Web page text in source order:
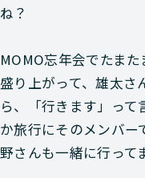
ね？
MOMO忘年会でたま
盛り上がって、雄太さ
ら、「行きます」って
か旅行にそのメンバー
野さんも一緒に行って